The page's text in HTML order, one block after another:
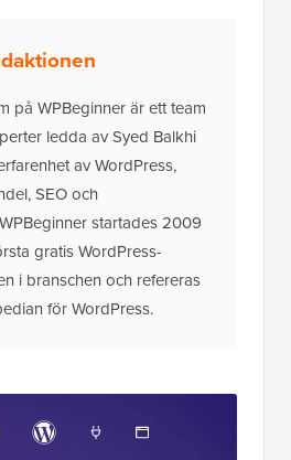
på WPBeginner är ett team
ledda av Syed Balkhi
av WordPress,
SEO och
startades 2009
gratis WordPress-
i branschen och refereras
för WordPress.